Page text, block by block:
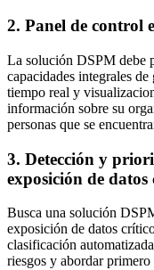
2. Panel de control
La solución DSPM debe
capacidades integrales
tiempo real y
información sobre su
personas que se
3. Detección y
exposición de datos
Busca una solución
exposición de datos
clasificación
riesgos y abordar